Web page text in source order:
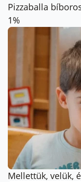
Gellért Sára
Forrás:
Fotó: Magyar
Ferences
Pizzaballa
1%
Mellettük, velük,